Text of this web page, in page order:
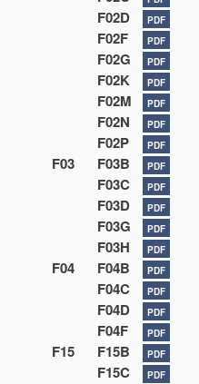
F02D PDF
F02F PDF
F02G PDF
F02K PDF
F02M PDF
F02N PDF
F02P PDF
F03 F03B PDF
F03C PDF
F03D PDF
F03G PDF
F03H PDF
F04 F04B PDF
F04C PDF
F04D PDF
F04F PDF
F15 F15B PDF
F15C PDF